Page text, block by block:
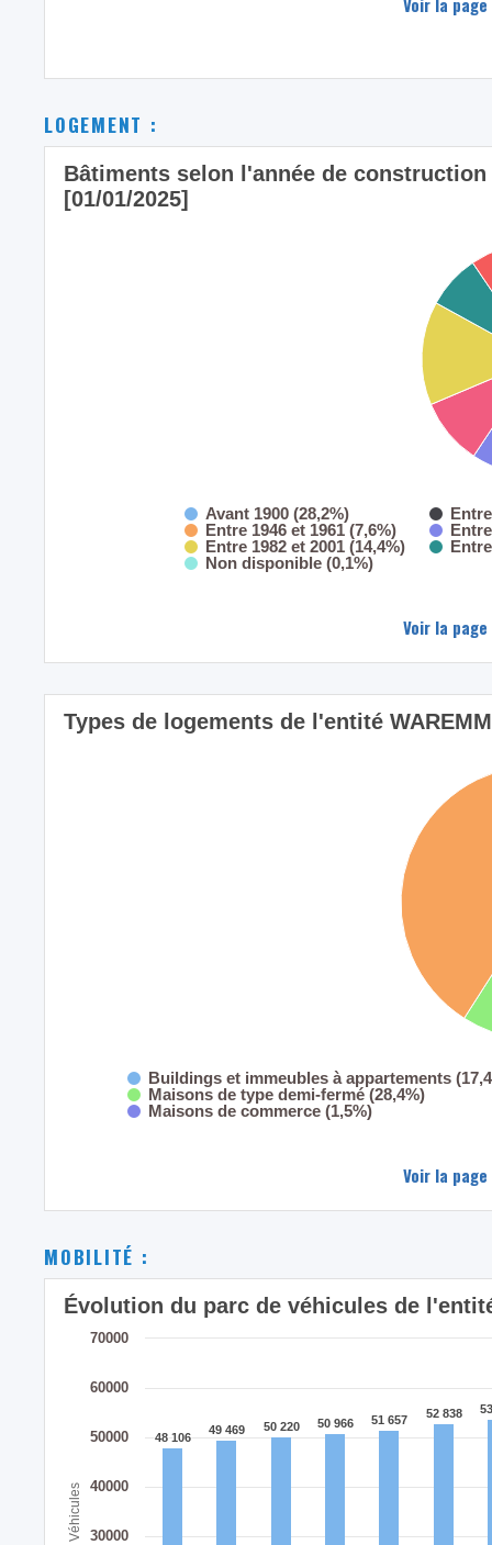
LOGEMENT :
Bâtiments selon l'année de
[01/01/2025]
Avant 1900 (28,2%)
Entre 1946 et 1961 (7,6%)
Entre 1982 et 2001 (14,4%)
Non disponible (0,1%)
Voir la
Types de logements de l'entité
Buildings et immeubles à appartements
Maisons de type demi-fermé (28,4%)
Maisons de commerce (1,5%)
Voir la
MOBILITÉ :
Véhicules
Évolution du parc de véhicules de
30000
40000
50000
60000
70000
48 106
48 106
49 469
49 469 50 220
50 220 50 966
50 966 51 657
51 657 52 838
52 838